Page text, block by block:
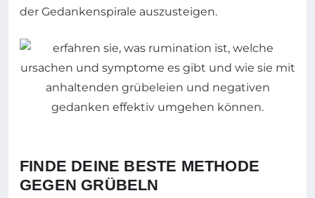
der Gedankenspirale auszusteigen.
FINDE DEINE BESTE METHODE
GEGEN GRÜBELN